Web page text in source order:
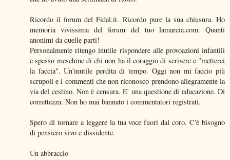
Ricordo il forum del Fidal.it. Ricordo pure la sua chiusura. Ho
memoria vivissima del forum del tuo lamarcia.com. Quanti
anonimi da quelle parti!
Personalmente ritengo inutile rispondere alle provoazioni infantili
e spesso meschine di chi non ha il coraggio di scrivere e "metterci
la faccia". Un'inutile perdita di tempo. Oggi non mi faccio più
scrupoli e i commenti che non riconosco prendono allegramente la
via del cestino. Non è censura. E' una questione di educazione. Di
correttezza. Non ho mai bannato i commentatori registrati.
Spero di tornare a leggere la tua voce fuori dal coro. C'è bisogno
di pensiero vivo e dissidente.
Un abbraccio